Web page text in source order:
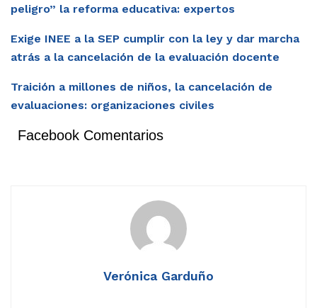
peligro” la reforma educativa: expertos
Exige INEE a la SEP cumplir con la ley y dar marcha
atrás a la cancelación de la evaluación docente
Traición a millones de niños, la cancelación de
evaluaciones: organizaciones civiles
Facebook Comentarios
Verónica Garduño